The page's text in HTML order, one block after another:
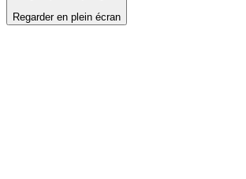
Regarder en plein écran